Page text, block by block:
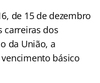
de 15 de dezembro
carreiras dos
da União, a
básico